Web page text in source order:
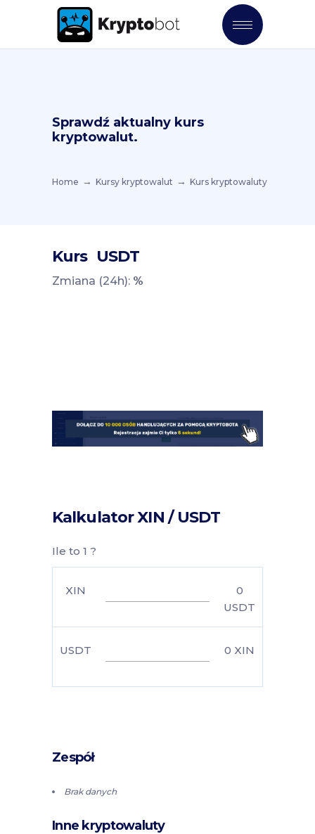
Sprawdź aktualny kurs
kryptowalut.
Home Kursy kryptowalut Kurs kryptowaluty
Kurs USDT
Zmiana (24h): %
Kalkulator XIN / USDT
Ile to 1 ?
XIN
0
USDT
USDT 0 XIN
Zespół
Brak danych
Inne kryptowaluty